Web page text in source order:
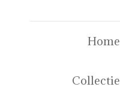
Home
Collectie